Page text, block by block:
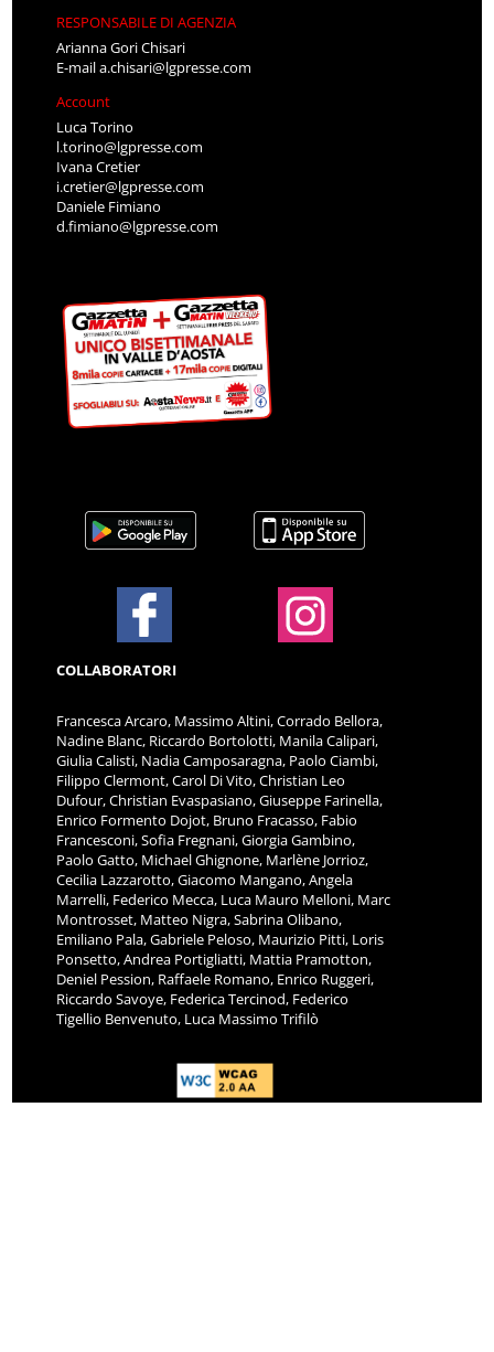
RESPONSABILE DI AGENZIA
Arianna Gori Chisari
E-maila.chisari@lgpresse.com
Account
Luca Torino
l.torino@lgpresse.com
Ivana Cretier
i.cretier@lgpresse.com
Daniele Fimiano
d.fimiano@lgpresse.com
COLLABORATORI
Francesca Arcaro, Massimo Altini, Corrado Bellora,
Nadine Blanc, Riccardo Bortolotti, Manila Calipari,
Giulia Calisti, Nadia Camposaragna, Paolo Ciambi,
Filippo Clermont, Carol Di Vito, Christian Leo
Dufour, Christian Evaspasiano, Giuseppe Farinella,
Enrico Formento Dojot, Bruno Fracasso, Fabio
Francesconi, Sofia Fregnani, Giorgia Gambino,
Paolo Gatto, Michael Ghignone, Marlène Jorrioz,
Cecilia Lazzarotto, Giacomo Mangano, Angela
Marrelli, Federico Mecca, Luca Mauro Melloni, Marc
Montrosset, Matteo Nigra, Sabrina Olibano,
Emiliano Pala, Gabriele Peloso, Maurizio Pitti, Loris
Ponsetto, Andrea Portigliatti, Mattia Pramotton,
Deniel Pession, Raffaele Romano, Enrico Ruggeri,
Riccardo Savoye, Federica Tercinod, Federico
Tigellio Benvenuto, Luca Massimo Trifilò